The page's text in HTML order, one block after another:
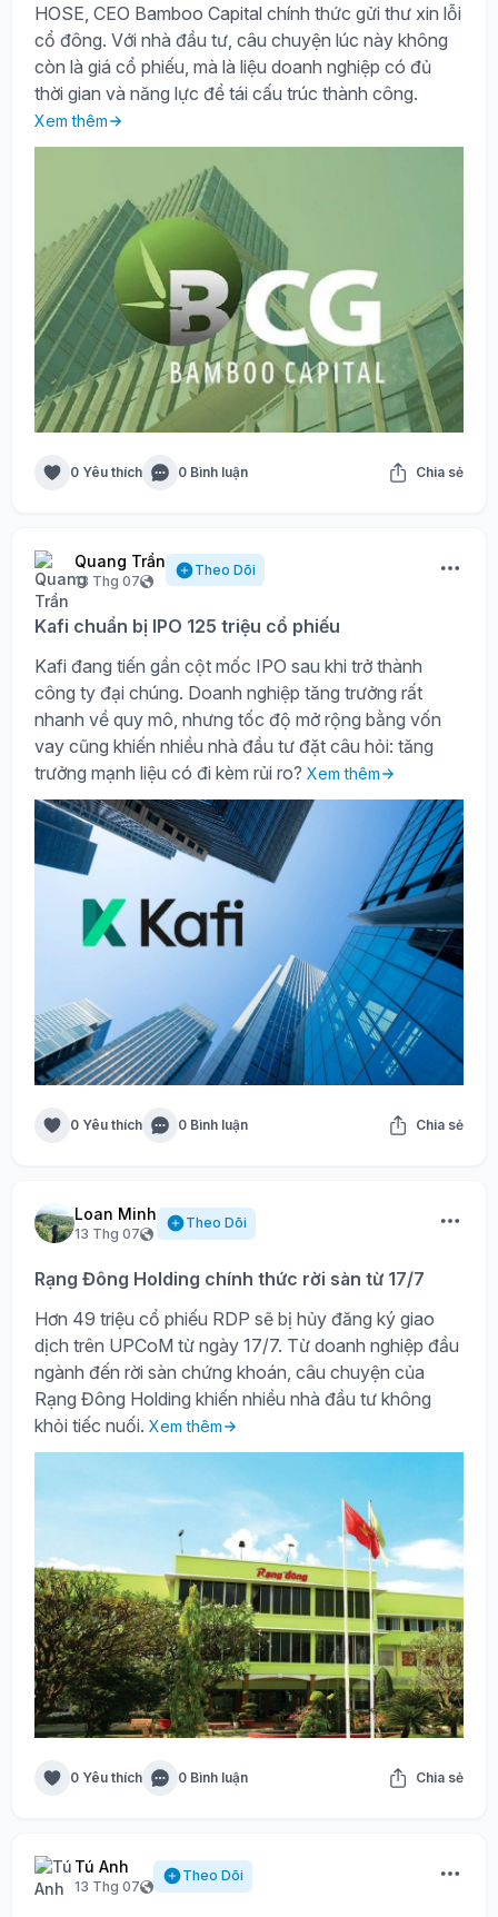
HOSE, CEO Bamboo Capital chính thức gửi thư xin lỗi
cổ đông. Với nhà đầu tư, câu chuyện lúc này không
còn là giá cổ phiếu, mà là liệu doanh nghiệp có đủ
thời gian và năng lực để tái cấu trúc thành công.
Xem thêm
0 Yêu thích 0 Bình luận Chia sẻ
Quang Trần
13 Thg 07
Theo Dõi
Kafi chuẩn bị IPO 125 triệu cổ phiếu
Kafi đang tiến gần cột mốc IPO sau khi trở thành
công ty đại chúng. Doanh nghiệp tăng trưởng rất
nhanh về quy mô, nhưng tốc độ mở rộng bằng vốn
vay cũng khiến nhiều nhà đầu tư đặt câu hỏi: tăng
trưởng mạnh liệu có đi kèm rủi ro? Xem thêm
0 Yêu thích 0 Bình luận Chia sẻ
Loan Minh
13 Thg 07
Theo Dõi
Rạng Đông Holding chính thức rời sàn từ 17/7
Hơn 49 triệu cổ phiếu RDP sẽ bị hủy đăng ký giao
dịch trên UPCoM từ ngày 17/7. Từ doanh nghiệp đầu
ngành đến rời sàn chứng khoán, câu chuyện của
Rạng Đông Holding khiến nhiều nhà đầu tư không
khỏi tiếc nuối. Xem thêm
0 Yêu thích 0 Bình luận Chia sẻ
Tú Anh
13 Thg 07
Theo Dõi